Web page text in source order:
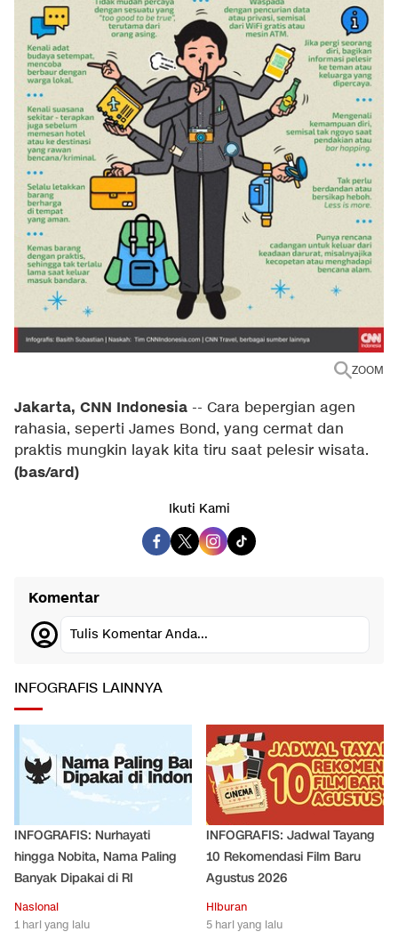
ZOOM
Jakarta, CNN Indonesia -- Cara bepergian agen
rahasia, seperti James Bond, yang cermat dan
praktis mungkin layak kita tiru saat pelesir wisata.
(bas/ard)
Ikuti Kami
Komentar
Tulis Komentar Anda...
INFOGRAFIS LAINNYA
INFOGRAFIS: Nurhayati
hingga Nobita, Nama Paling
Banyak Dipakai di RI
Nasional
1 hari yang lalu
INFOGRAFIS: Jadwal Tayang
10 Rekomendasi Film Baru
Agustus 2026
Hiburan
5 hari yang lalu